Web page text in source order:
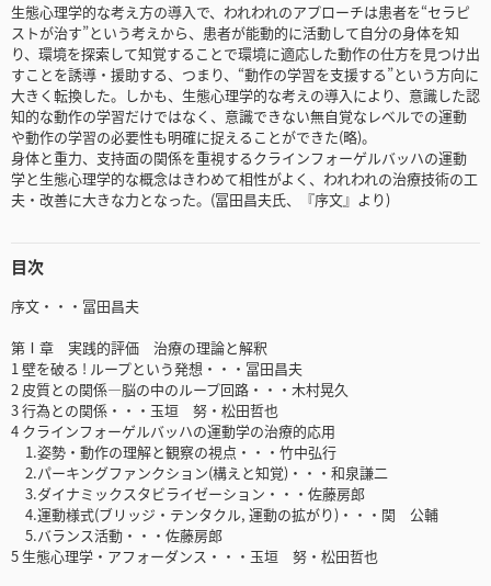
生態心理学的な考え方の導入で、われわれのアプローチは患者を“セラピ
ストが治す”という考えから、患者が能動的に活動して自分の身体を知
り、環境を探索して知覚することで環境に適応した動作の仕方を見つけ出
すことを誘導・援助する、つまり、“動作の学習を支援する”という方向に
大きく転換した。しかも、生態心理学的な考えの導入により、意識した認
知的な動作の学習だけではなく、意識できない無自覚なレベルでの運動
や動作の学習の必要性も明確に捉えることができた(略)。
身体と重力、支持面の関係を重視するクラインフォーゲルバッハの運動
学と生態心理学的な概念はきわめて相性がよく、われわれの治療技術の工
夫・改善に大きな力となった。(冨田昌夫氏、『序文』より)
目次
序文・・・冨田昌夫
第Ⅰ章 実践的評価 治療の理論と解釈
1 壁を破る ! ループという発想・・・冨田昌夫
2 皮質との関係―脳の中のループ回路・・・木村晃久
3 行為との関係・・・玉垣 努・松田哲也
4 クラインフォーゲルバッハの運動学の治療的応用
1.姿勢・動作の理解と観察の視点・・・竹中弘行
2.パーキングファンクション(構えと知覚)・・・和泉謙二
3.ダイナミックスタビライゼーション・・・佐藤房郎
4.運動様式(ブリッジ・テンタクル, 運動の拡がり)・・・関 公輔
5.バランス活動・・・佐藤房郎
5 生態心理学・アフォーダンス・・・玉垣 努・松田哲也